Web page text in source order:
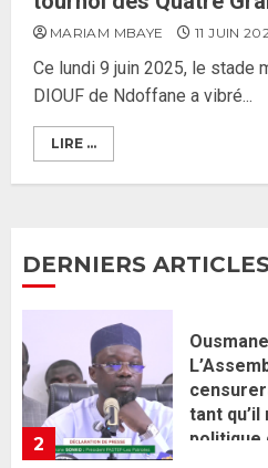
MARIAM MBAYE 11 JUIN
Ce lundi 9 juin 2025, le stade
DIOUF de Ndoffane a vibré...
LIRE ...
DERNIERS ARTICLES
1
une
2 JUIN
2
politique
3
ses
garde
26 MAI